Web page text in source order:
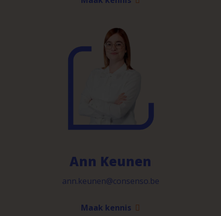
Ann Keunen
ann.keunen@consenso.be
Maak kennis